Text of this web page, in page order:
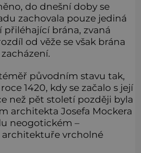
do dnešní doby se
zachovala pouze jediná
přiléhající brána, zvaná
od věže se však brána
původním stavu tak,
1420, kdy se začalo s její
než pět století později byla
architekta Josefa Mockera
neogotickém –
vrcholné